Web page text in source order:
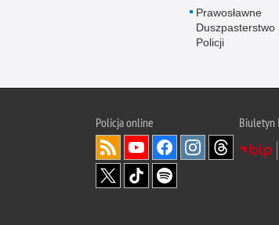
Prawosławne
Duszpasterstwo
Policji
Policjaonline
Biuletyn